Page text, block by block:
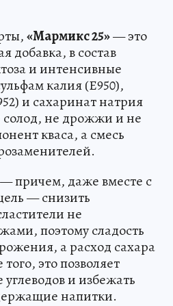
«Мармикс 25»— это
добавка, в состав
и интенсивные
калия (Е950),
и сахаринат натрия
солод, не дрожжи и не
кваса, а смесь
причем, даже вместе с
— снизить
не
поэтому сладость
а расход сахара
это позволяет
и избежать
напитки.